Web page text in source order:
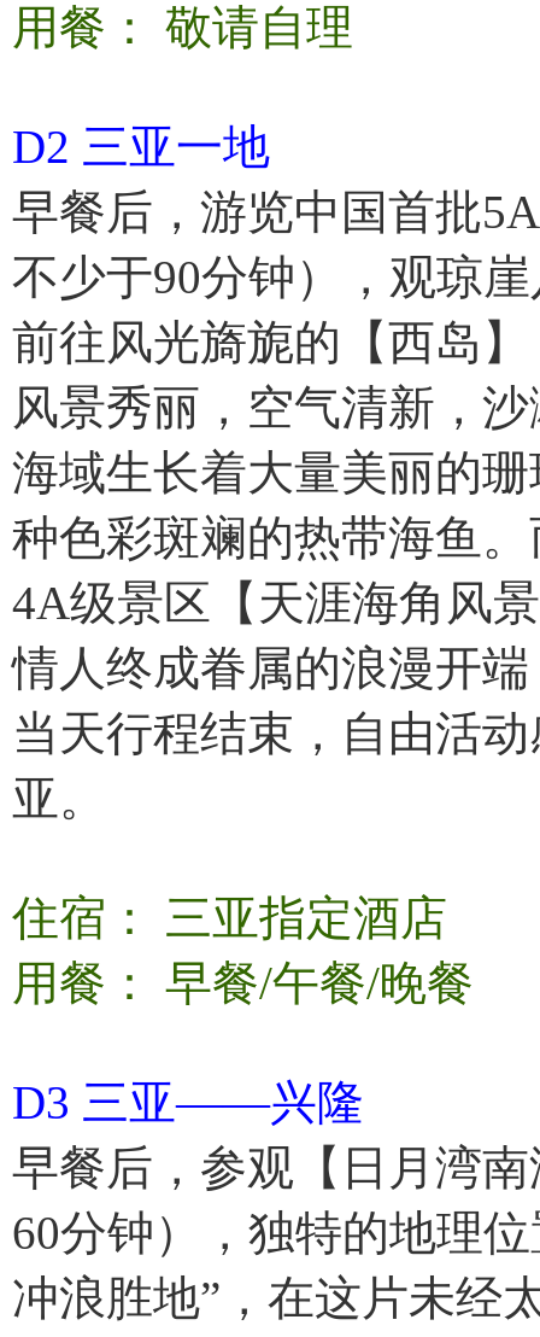
用餐： 敬请自理
D2 三亚一地
早餐后，游览中国首批
不少于90分钟），观琼
前往风光旖旎的【西岛
风景秀丽，空气清新，
海域生长着大量美丽的
种色彩斑斓的热带海鱼
4A级景区【天涯海角风
情人终成眷属的浪漫开
当天行程结束，自由活
亚。
住宿： 三亚指定酒店
用餐： 早餐/午餐/晚餐
D3 三亚——兴隆
早餐后，参观【日月湾
60分钟），独特的地理
冲浪胜地”，在这片未经